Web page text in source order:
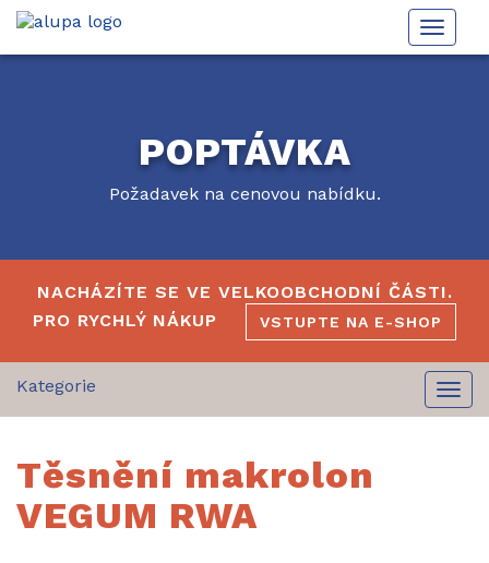
Toggle
POPTÁVKA
Požadavek na cenovou nabídku.
NACHÁZÍTE SE VE VELKOOBCHODNÍ ČÁSTI.
PRO RYCHLÝ NÁKUP
VSTUPTE NA E-SHOP
Těsnění makrolon
VEGUM RWA